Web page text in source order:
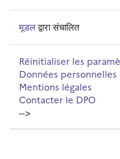
मूडलद्वारा संचालित
Réinitialiser les
Données personnelles
Mentions légales
Contacter le DPO
-->